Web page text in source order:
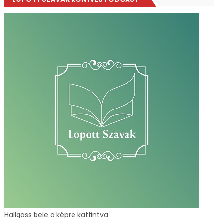
Hallgass bele a képre kattintva!